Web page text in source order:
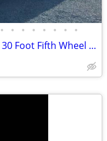
• • • • • • • •
🔴⚪️🔵Like New 2018 Open Range 30 Foot Fifth Wheel W/3 Slides